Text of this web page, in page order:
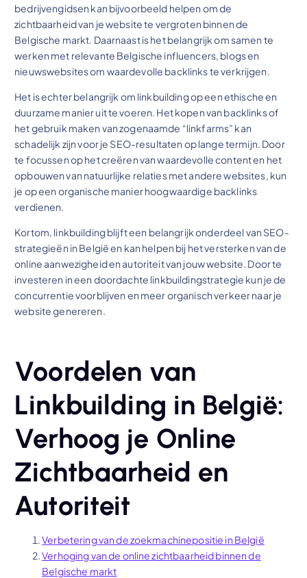
bedrijvengidsen kan bijvoorbeeld helpen om de
zichtbaarheid van je website te vergroten binnen de
Belgische markt. Daarnaast is het belangrijk om samen te
werken met relevante Belgische influencers, blogs en
nieuwswebsites om waardevolle backlinks te verkrijgen.
Het is echter belangrijk om linkbuilding op een ethische en
duurzame manier uit te voeren. Het kopen van backlinks of
het gebruik maken van zogenaamde “linkfarms” kan
schadelijk zijn voor je SEO-resultaten op lange termijn. Door
te focussen op het creëren van waardevolle content en het
opbouwen van natuurlijke relaties met andere websites, kun
je op een organische manier hoogwaardige backlinks
verdienen.
Kortom, linkbuilding blijft een belangrijk onderdeel van SEO-
strategieën in België en kan helpen bij het versterken van de
online aanwezigheid en autoriteit van jouw website. Door te
investeren in een doordachte linkbuildingstrategie kun je de
concurrentie voorblijven en meer organisch verkeer naar je
website genereren.
Voordelen van
Linkbuilding in België:
Verhoog je Online
Zichtbaarheid en
Autoriteit
Verbetering van de zoekmachinepositie in België
Verhoging van de online zichtbaarheid binnen de
Belgische markt